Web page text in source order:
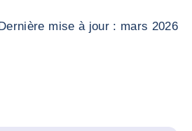
mise à jour : mars 2026